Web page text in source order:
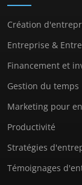
Création
Entreprise &
Financement et
Gestion du temps
Marketing pour
Productivité
Stratégies
Témoignages